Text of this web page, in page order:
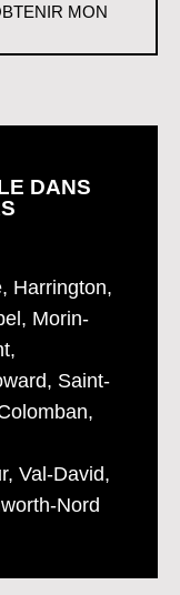
MON
DANS
Harrington,
Morin-
Saint-
Val-David,
Nord